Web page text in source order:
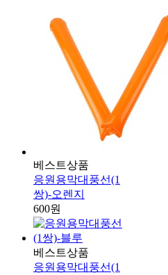
베스트상품
응원용막대풍선(1
쌍)-오렌지
600원
베스트상품
응원용막대풍선(1